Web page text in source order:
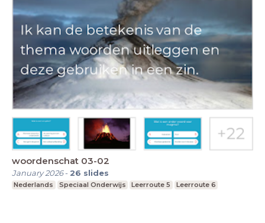
woordenschat 03-02
January 2026- 26 slides
Nederlands Speciaal Onderwijs Leerroute 5 Leerroute 6